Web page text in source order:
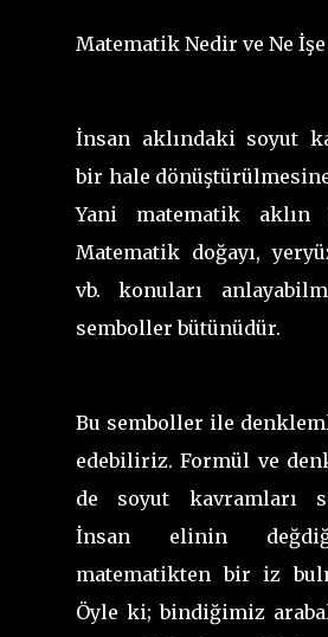
Matematik Nedir ve Ne İşe
İnsan aklındaki soyut
bir hale
Yani matematik aklın
Matematik doğayı,
vb. konuları
semboller bütünüdür.
Bu semboller ile
edebiliriz. Formül ve
de soyut kavramları
İnsan elinin
matematikten bir iz
Öyle ki; bindiğimiz